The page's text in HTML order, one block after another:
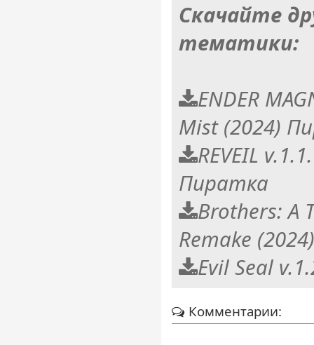
Скачайте
тематики:
ENDER
Mist (2024)
REVEIL
Пиратка
Brothers: A
Remake
Evil Seal
Комментарии: